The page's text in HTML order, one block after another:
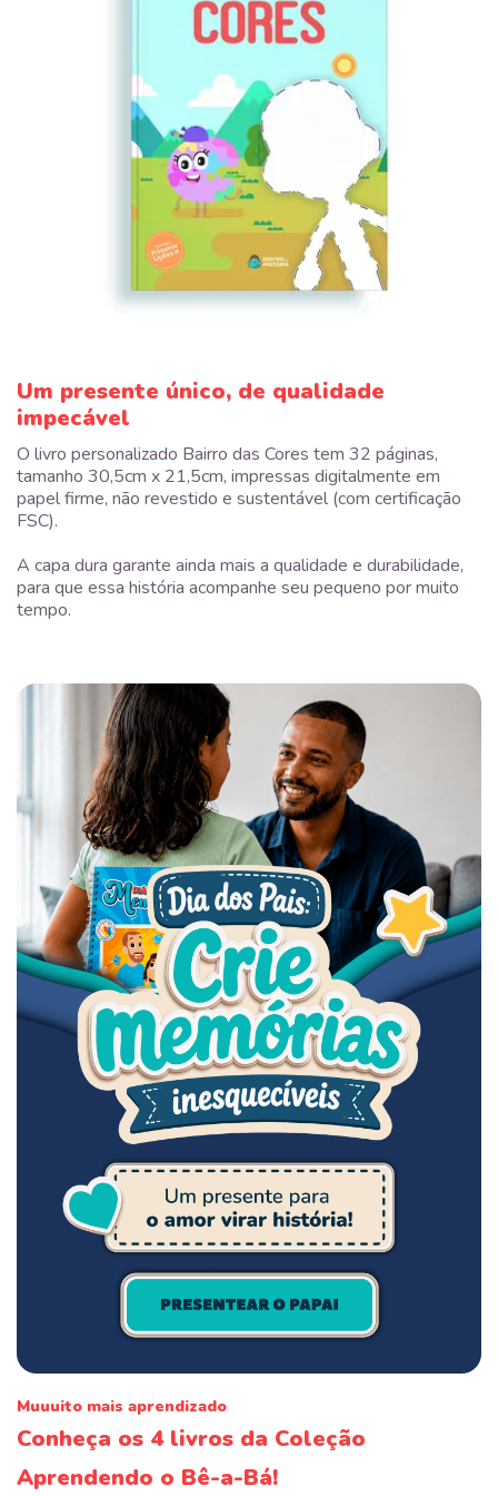
Um presente único, de qualidade
impecável
O livro personalizado Bairro das Cores tem 32 páginas,
tamanho 30,5cm x 21,5cm, impressas digitalmente em
papel firme, não revestido e sustentável (com certificação
FSC).
A capa dura garante ainda mais a qualidade e durabilidade,
para que essa história acompanhe seu pequeno por muito
tempo.
Muuuito mais aprendizado
Conheça os 4 livros da Coleção
Aprendendo o Bê-a-Bá!